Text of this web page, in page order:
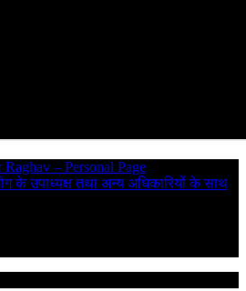
– Personal Page
के उपाध्यक्ष तथा अन्य अधिकारियों के साथ